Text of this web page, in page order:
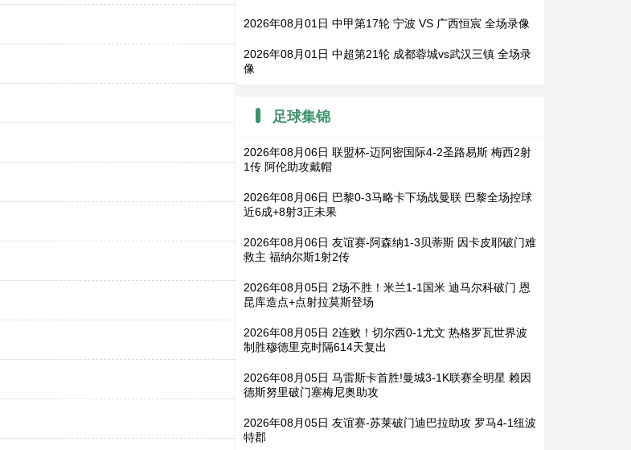
2026年08月01日 中甲第17轮 宁波 VS 广西恒宸 全场录像
2026年08月01日 中超第21轮 成都蓉城vs武汉三镇 全场录
像
足球集锦
2026年08月06日 联盟杯-迈阿密国际4-2圣路易斯 梅西2射
1传 阿伦助攻戴帽
2026年08月06日 巴黎0-3马略卡下场战曼联 巴黎全场控球
近6成+8射3正未果
2026年08月06日 友谊赛-阿森纳1-3贝蒂斯 因卡皮耶破门难
救主 福纳尔斯1射2传
2026年08月05日 2场不胜！米兰1-1国米 迪马尔科破门 恩
昆库造点+点射拉莫斯登场
2026年08月05日 2连败！切尔西0-1尤文 热格罗瓦世界波
制胜穆德里克时隔614天复出
2026年08月05日 马雷斯卡首胜!曼城3-1K联赛全明星 赖因
德斯努里破门塞梅尼奥助攻
2026年08月05日 友谊赛-苏莱破门迪巴拉助攻 罗马4-1纽波
特郡